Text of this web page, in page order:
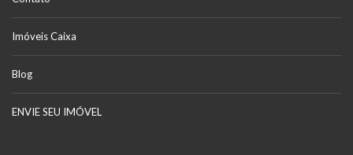
Imóveis Caixa
Blog
ENVIE SEU IMÓVEL